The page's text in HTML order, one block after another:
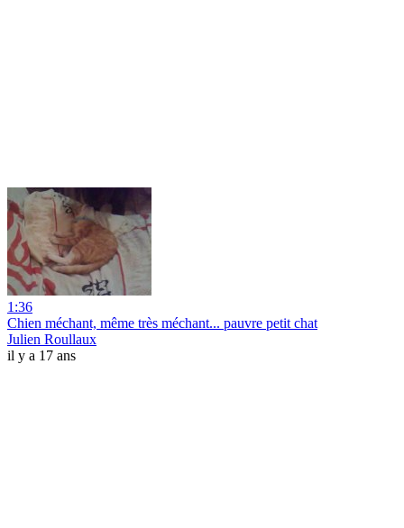
1:36
Chien méchant, même très méchant... pauvre petit chat
Julien Roullaux
il y a 17 ans